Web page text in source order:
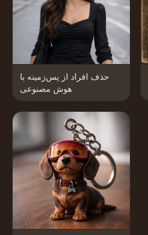
حذف افراد از پس‌زمینه با
هوش مصنوعی